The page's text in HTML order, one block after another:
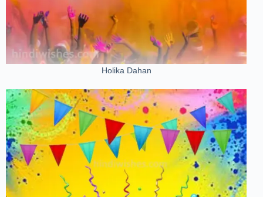
Holika Dahan